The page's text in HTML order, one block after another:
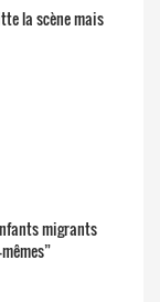
la scène mais
migrants